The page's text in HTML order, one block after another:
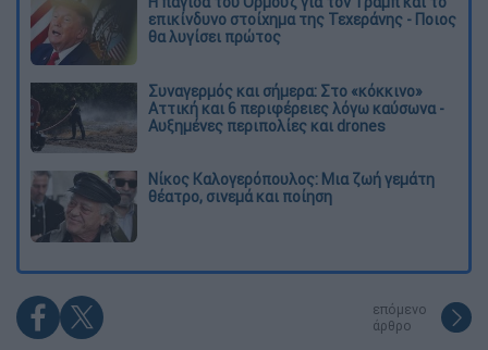
επικίνδυνο στοίχημα της Τεχεράνης - Ποιος
θα λυγίσει πρώτος
Συναγερμός και σήμερα: Στο «κόκκινο»
Αττική και 6 περιφέρειες λόγω καύσωνα -
Αυξημένες περιπολίες και drones
Νίκος Καλογερόπουλος: Μια ζωή γεμάτη
θέατρο, σινεμά και ποίηση
επόμενο
άρθρο